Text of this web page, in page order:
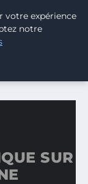
CARBONE
SUR
votre expérience
notre